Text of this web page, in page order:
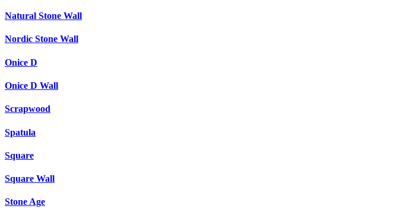
Natural Stone Wall
Nordic Stone Wall
Onice D
Onice D Wall
Scrapwood
Spatula
Square
Square Wall
Stone Age